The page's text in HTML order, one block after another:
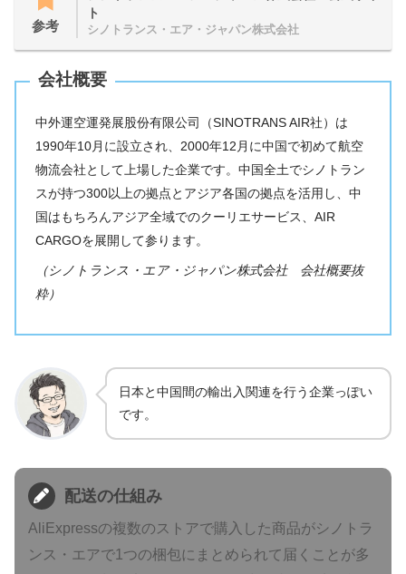
参考
ト
シノトランス・エア・ジャパン株式会社
会社概要
中外運空運発展股份有限公司（SINOTRANS AIR社）は
1990年10月に設立され、2000年12月に中国で初めて航空
物流会社として上場した企業です。中国全土でシノトラン
スが持つ300以上の拠点とアジア各国の拠点を活用し、中
国はもちろんアジア全域でのクーリエサービス、AIR
CARGOを展開して参ります。
（シノトランス・エア・ジャパン株式会社 会社概要抜
粋）
日本と中国間の輸出入関連を行う企業っぽい
です。
配送の仕組み
AliExpressの複数のストアで購入した商品がシノトラ
ンス・エアで1つの梱包にまとめられて届くことが多